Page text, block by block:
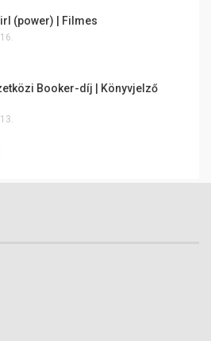
(power) | Filmes
Booker-díj | Könyvjelző